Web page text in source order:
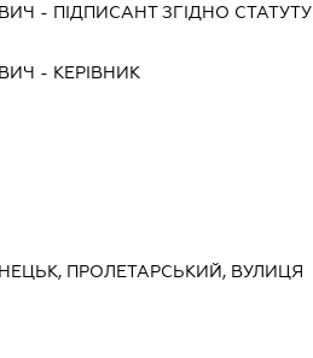
- ПІДПИСАНТЗГІДНО СТАТУТУ
- КЕРІВНИК
ПРОЛЕТАРСЬКИЙ, ВУЛИЦЯ